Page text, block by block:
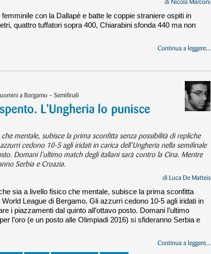
di Nicola Marconi
con la Dallapè e batte le coppie straniere ospiti in
quattro tuffatori sopra 400, Chiarabini sfonda 440 ma non
Continua a leggere...
a Bergamo – Semifinali
L’Ungheria lo punisce
mentale, subisce la prima sconfitta senza possibilità di repliche
cedono 10-5 agli iridati in carica dell’Ungheria nella semifinale
Domani l’ultimo match degli italiani sarà contro la Cina. Mentre
Serbia e Croazia.
di Luca De Matteis
sia a livello fisico che mentale, subisce la prima sconfitta
League di Bergamo. Gli azzurri cedono 10-5 agli iridati in
i piazzamenti dal quinto all’ottavo posto. Domani l’ultimo
l’oro (e un posto alle Olimpiadi 2016) si sfideranno Serbia e
Continua a leggere...